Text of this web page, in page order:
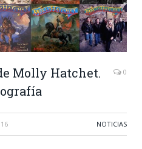
Molly Hatchet.
0
NOTICIAS